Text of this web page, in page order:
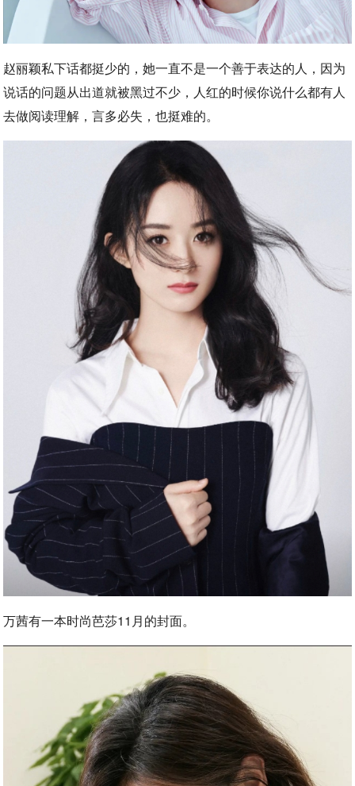
赵丽颖私下话都挺少的，她一直不是一个善于表达的人，因为
说话的问题从出道就被黑过不少，人红的时候你说什么都有人
去做阅读理解，言多必失，也挺难的。
万茜有一本时尚芭莎11月的封面。